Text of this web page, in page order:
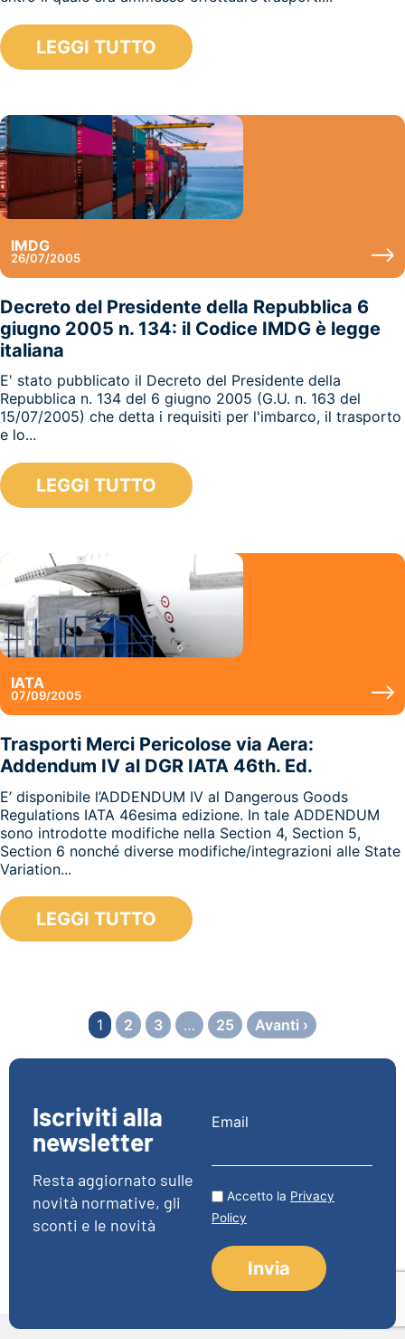
LEGGI TUTTO
IMDG
26/07/2005
Decreto del Presidente della Repubblica 6
giugno 2005 n. 134: il Codice IMDG è legge
italiana
E' stato pubblicato il Decreto del Presidente della
Repubblica n. 134 del 6 giugno 2005 (G.U. n. 163 del
15/07/2005) che detta i requisiti per l'imbarco, il trasporto
e lo...
LEGGI TUTTO
IATA
07/09/2005
Trasporti Merci Pericolose via Aera:
Addendum IV al DGR IATA 46th. Ed.
E’ disponibile l’ADDENDUM IV al Dangerous Goods
Regulations IATA 46esima edizione. In tale ADDENDUM
sono introdotte modifiche nella Section 4, Section 5,
Section 6 nonché diverse modifiche/integrazioni alle State
Variation...
LEGGI TUTTO
1 2 3 … 25 Avanti ›
Iscriviti alla
newsletter
Resta aggiornato sulle
novità normative, gli
sconti e le novità
Email
Accetto la Privacy
Policy